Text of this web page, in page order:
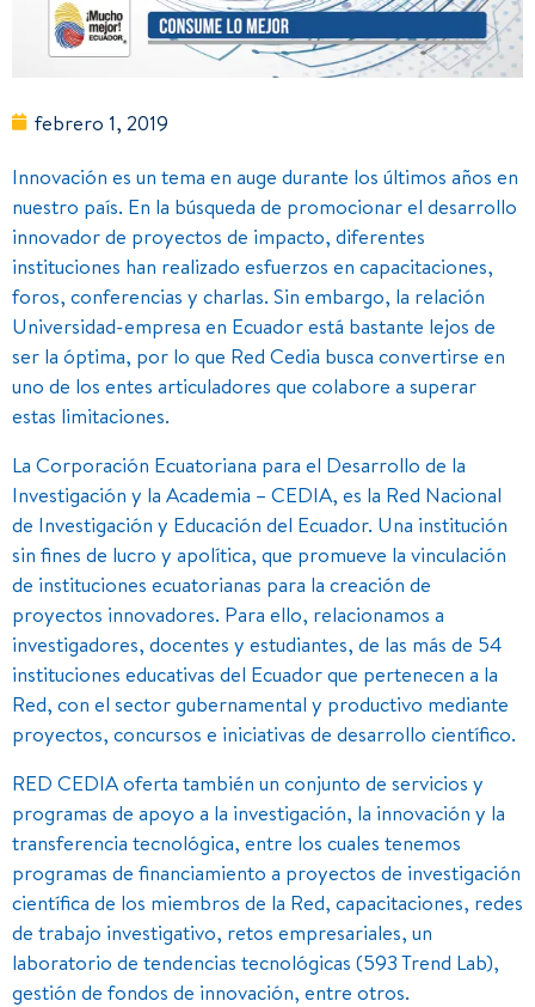
febrero 1, 2019
Innovación es un tema en auge durante los últimos años en
nuestro país. En la búsqueda de promocionar el desarrollo
innovador de proyectos de impacto, diferentes
instituciones han realizado esfuerzos en capacitaciones,
foros, conferencias y charlas. Sin embargo, la relación
Universidad-empresa en Ecuador está bastante lejos de
ser la óptima, por lo que Red Cedia busca convertirse en
uno de los entes articuladores que colabore a superar
estas limitaciones.
La Corporación Ecuatoriana para el Desarrollo de la
Investigación y la Academia – CEDIA, es la Red Nacional
de Investigación y Educación del Ecuador. Una institución
sin fines de lucro y apolítica, que promueve la vinculación
de instituciones ecuatorianas para la creación de
proyectos innovadores. Para ello, relacionamos a
investigadores, docentes y estudiantes, de las más de 54
instituciones educativas del Ecuador que pertenecen a la
Red, con el sector gubernamental y productivo mediante
proyectos, concursos e iniciativas de desarrollo científico.
RED CEDIA oferta también un conjunto de servicios y
programas de apoyo a la investigación, la innovación y la
transferencia tecnológica, entre los cuales tenemos
programas de financiamiento a proyectos de investigación
científica de los miembros de la Red, capacitaciones, redes
de trabajo investigativo, retos empresariales, un
laboratorio de tendencias tecnológicas (593 Trend Lab),
gestión de fondos de innovación, entre otros.